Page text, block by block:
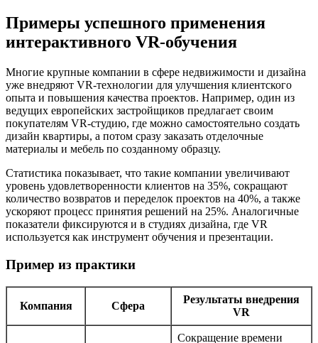
Примеры успешного применения
интерактивного VR-обучения
Многие крупные компании в сфере недвижимости и дизайна
уже внедряют VR-технологии для улучшения клиентского
опыта и повышения качества проектов. Например, один из
ведущих европейских застройщиков предлагает своим
покупателям VR-студию, где можно самостоятельно создать
дизайн квартиры, а потом сразу заказать отделочные
материалы и мебель по созданному образцу.
Статистика показывает, что такие компании увеличивают
уровень удовлетворенности клиентов на 35%, сокращают
количество возвратов и переделок проектов на 40%, а также
ускоряют процесс принятия решений на 25%. Аналогичные
показатели фиксируются и в студиях дизайна, где VR
используется как инструмент обучения и презентации.
Пример из практики
Компания Сфера
Результаты внедрения
VR
Сокращение времени